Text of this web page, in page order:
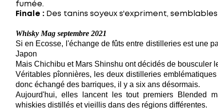
fumée.
Finale : Des tanins soyeux s'expriment,
Whisky Mag septembre 2021
Si en Ecosse, l'échange de fûts entre distilleries est une
Japon
Mais Chichibu et Mars Shinshu ont décidés de bousculer
Véritables pîonnières, les deux distilleries
donc échangé des barriques, il y a six ans désormais.
Aujourd'hui, elles lancent les tout premiers Blended
whiskies distillés et vieillis dans des régions différentes.